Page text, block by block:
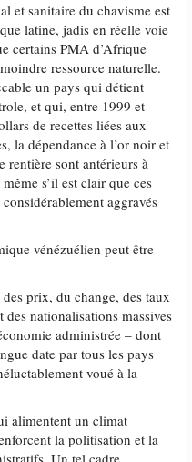
et sanitaire du chavisme est
latine, jadis en réelle voie
certains PMA d’Afrique
ressource naturelle.
un pays qui détient
et qui, entre 1999 et
de recettes liées aux
la dépendance à l’or noir et
rentière sont antérieurs à
s’il est clair que ces
aggravés
vénézuélien peut être
prix, du change, des taux
nationalisations massives
administrée – dont
date par tous les pays
voué à la
alimentent un climat
la politisation et la
Un tel cadre